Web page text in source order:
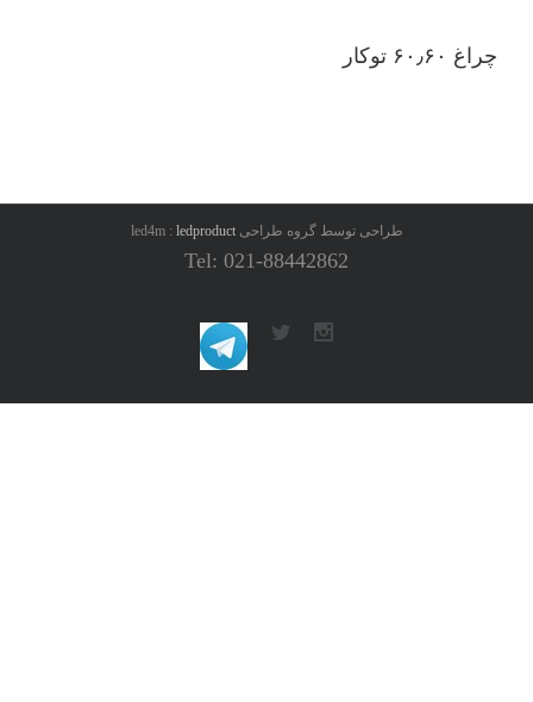
چراغ ۶۰٫۶۰ توکار
طراحی توسط گروه طراحی led4m :ledproduct
Tel: 021-88442862